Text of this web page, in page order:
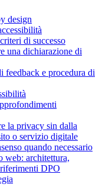
design
di successo
una dichiarazione di
feedback e procedura di
la privacy sin dalla
o servizio digitale
quando necessario
web: architettura,
DPO